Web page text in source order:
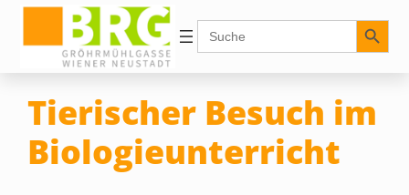
Inhalt
springen
Search
for:
Search Button
Tierischer Besuch im
Biologieunterricht